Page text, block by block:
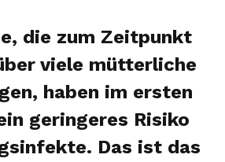
die zum Zeitpunkt
viele mütterliche
haben im ersten
geringeres Risiko
Das ist das